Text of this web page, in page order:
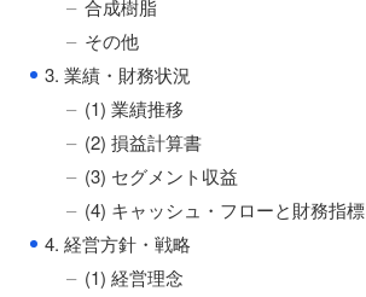
合成樹脂
その他
● 3. 業績・財務状況
(1) 業績推移
(2) 損益計算書
(3) セグメント収益
(4) キャッシュ・フローと財務指標
● 4. 経営方針・戦略
(1) 経営理念